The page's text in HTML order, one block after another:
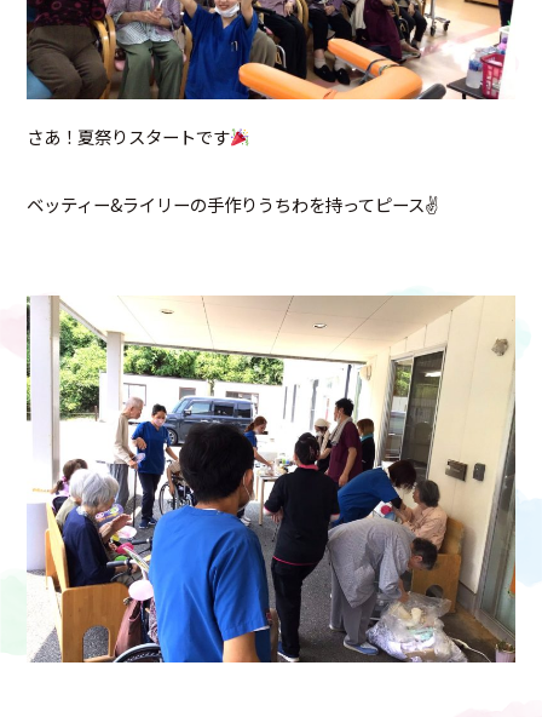
さあ！夏祭りスタートです
ベッティー&ライリーの手作りうちわを持ってピース✌